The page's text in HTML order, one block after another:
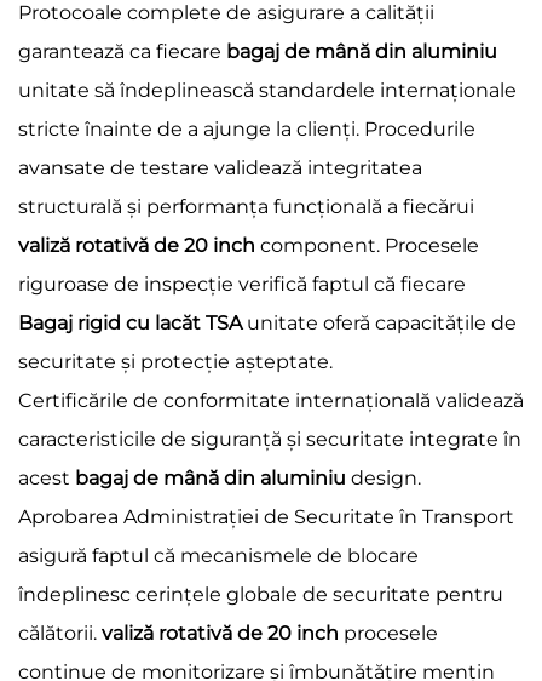
Protocoale complete de asigurare a calității
garantează ca fiecare bagaj de mână din aluminiu
unitate să îndeplinească standardele internaționale
stricte înainte de a ajunge la clienți. Procedurile
avansate de testare validează integritatea
structurală și performanța funcțională a fiecărui
valiză rotativă de 20 inch component. Procesele
riguroase de inspecție verifică faptul că fiecare
Bagaj rigid cu lacăt TSA unitate oferă capacitățile de
securitate și protecție așteptate.
Certificările de conformitate internațională validează
caracteristicile de siguranță și securitate integrate în
acest bagaj de mână din aluminiu design.
Aprobarea Administrației de Securitate în Transport
asigură faptul că mecanismele de blocare
îndeplinesc cerințele globale de securitate pentru
călătorii. valiză rotativă de 20 inch procesele
continue de monitorizare și îmbunătățire mențin